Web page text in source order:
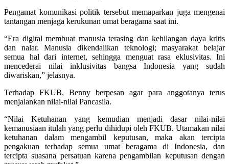
Pengamat komunikasi politik tersebut memaparkan juga mengenai
tantangan menjaga kerukunan umat beragama saat ini.
“Era digital membuat manusia terasing dan kehilangan daya kritis
dan nalar. Manusia dikendalikan teknologi; masyarakat belajar
semua hal dari internet, sehingga menguat rasa eklusivitas. Ini
mencederai nilai inklusivitas bangsa Indonesia yang sudah
diwariskan,” jelasnya.
Terhadap FKUB, Benny berpesan agar para anggotanya terus
menjalankan nilai-nilai Pancasila.
“Nilai Ketuhanan yang kemudian menjadi dasar nilai-nilai
kemanusiaan itulah yang perlu dihidupi oleh FKUB. Utamakan nilai
ketuhanan dalam mengambil keputusan, maka akan tercipta
pengakuan terhadap semua umat beragama di Indonesia, dan
tercipta suasana persatuan karena pengambilan keputusan dengan